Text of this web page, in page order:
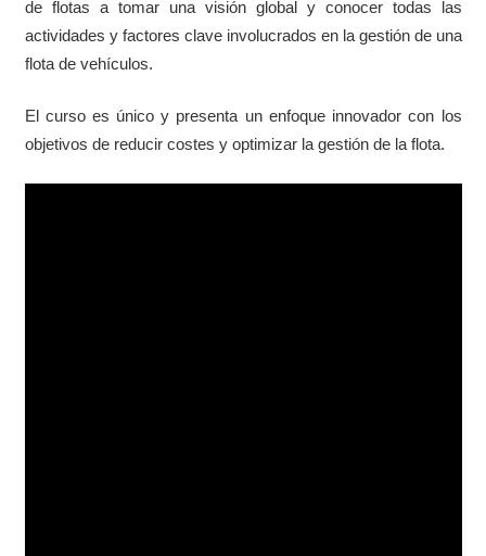
de flotas a tomar una visión global y conocer todas las
actividades y factores clave involucrados en la gestión de una
flota de vehículos.
El curso es único y presenta un enfoque innovador con los
objetivos de reducir costes y optimizar la gestión de la flota.